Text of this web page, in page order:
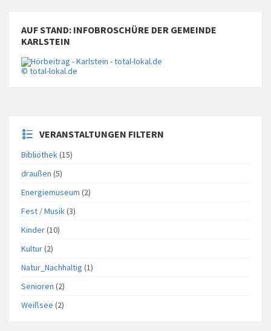
AUF STAND: INFOBROSCHÜRE DER GEMEINDE
KARLSTEIN
© total-lokal.de
VERANSTALTUNGEN FILTERN
Bibliothek(15)
draußen (5)
Energiemuseum (2)
Fest / Musik(3)
Kinder(10)
Kultur(2)
Natur_Nachhaltig (1)
Senioren (2)
Weißsee (2)